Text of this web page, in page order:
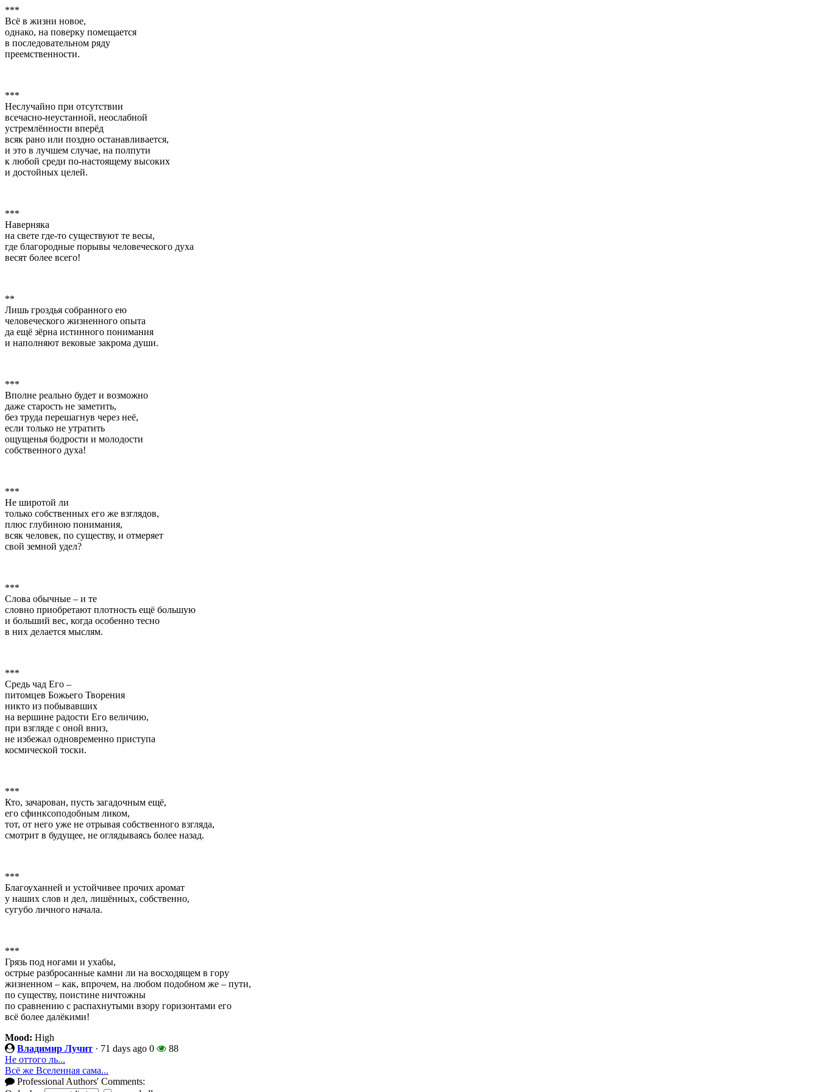
***
Всё в жизни новое,
однако, на поверку помещается
в последовательном ряду
преемственности.
***
Неслучайно при отсутствии
всечасно-неустанной, неослабной
устремлённости вперёд
всяк рано или поздно останавливается,
и это в лучшем случае, на полпути
к любой среди по-настоящему высоких
и достойных целей.
***
Наверняка
на свете где-то существуют те весы,
где благородные порывы человеческого духа
весят более всего!
**
Лишь гроздья собранного ею
человеческого жизненного опыта
да ещё зёрна истинного понимания
и наполняют вековые закрома души.
***
Вполне реально будет и возможно
даже старость не заметить,
без труда перешагнув через неё,
если только не утратить
ощущенья бодрости и молодости
собственного духа!
***
Не широтой ли
только собственных его же взглядов,
плюс глубиною понимания,
всяк человек, по существу, и отмеряет
свой земной удел?
***
Слова обычные – и те
словно приобретают плотность ещё большую
и больший вес, когда особенно тесно
в них делается мыслям.
***
Средь чад Его –
питомцев Божьего Творения
никто из побывавших
на вершине радости Его величию,
при взгляде с оной вниз,
не избежал одновременно приступа
космической тоски.
***
Кто, зачарован, пусть загадочным ещё,
его сфинксоподобным ликом,
тот, от него уже не отрывая собственного взгляда,
смотрит в будущее, не оглядываясь более назад.
***
Благоуханней и устойчивее прочих аромат
у наших слов и дел, лишённых, собственно,
сугубо личного начала.
***
Грязь под ногами и ухабы,
острые разбросанные камни ли на восходящем в гору
жизненном – как, впрочем, на любом подобном же – пути,
по существу, поистине ничтожны
по сравнению с распахнутыми взору горизонтами его
всё более далёкими!
Mood: High
Владимир Лучит · 71 days ago 0
88
Не оттого ль...
Всё же Вселенная сама...
Professional Authors' Comments: